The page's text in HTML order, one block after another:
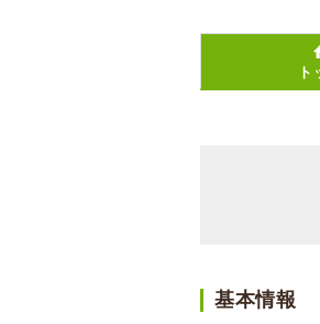
ト
基本情報